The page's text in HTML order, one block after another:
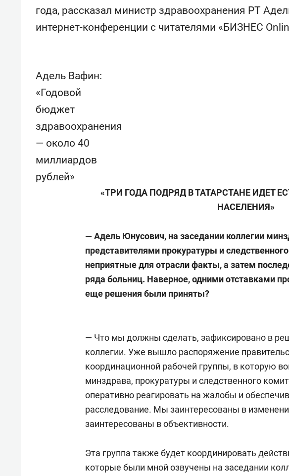
года, рассказал министр здравоохранения РТ
интернет-конференции с читателями «БИЗНЕС
Адель Вафин:
«Годовой
бюджет
здравоохранения
— около 40
миллиардов
рублей»
«ТРИ ГОДА ПОДРЯД В ТАТАРСТАНЕ ИДЕТ
НАСЕЛЕНИЯ»
— Адель Юнусович, на заседании коллегии
представителями прокуратуры и
неприятные для отрасли факты, а затем
ряда больниц. Наверное, одними отставками
еще решения были приняты?
— Что мы должны сделать, зафиксировано в
коллегии. Уже вышло распоряжение
координационной рабочей группы, в которую
минздрава, прокуратуры и следственного
оперативно реагировать на жалобы и
расследование. Мы заинтересованы в
заинтересованы в объективности.
Эта группа также будет координировать
которые были мной озвучены на заседании